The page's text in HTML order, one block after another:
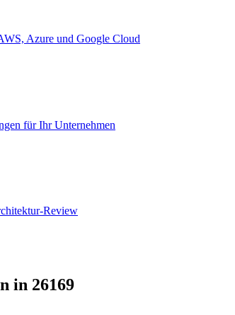
Azure und Google Cloud
für Ihr Unternehmen
Review
in 26169